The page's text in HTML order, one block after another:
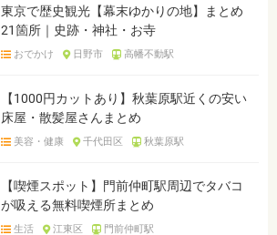
東京で歴史観光【幕末ゆかりの地】まとめ
21箇所｜史跡・神社・お寺
おでかけ 日野市 高幡不動駅
【1000円カットあり】秋葉原駅近くの安い
床屋・散髪屋さんまとめ
美容・健康 千代田区 秋葉原駅
【喫煙スポット】門前仲町駅周辺でタバコ
が吸える無料喫煙所まとめ
生活 江東区 門前仲町駅